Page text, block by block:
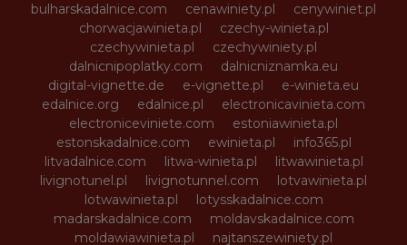
bulharskadalnice.com
cenawiniety.pl
cenywiniet.pl
chorwacjawinieta.pl
czechy-winieta.pl
czechywinieta.pl
czechywiniety.pl
dalnicnipoplatky.com
dalnicniznamka.eu
digital-vignette.de
e-vignette.pl
e-winieta.eu
edalnice.org
edalnice.pl
electronicavinieta.com
electroniceviniete.com
estoniawinieta.pl
estonskadalnice.com
ewinieta.pl
info365.pl
litvadalnice.com
litwa-winieta.pl
litwawinieta.pl
livignotunel.pl
livignotunnel.com
lotvawinieta.pl
lotwawinieta.pl
lotysskadalnice.com
madarskadalnice.com
moldavskadalnice.com
moldawiawinieta.pl
najtanszewiniety.pl